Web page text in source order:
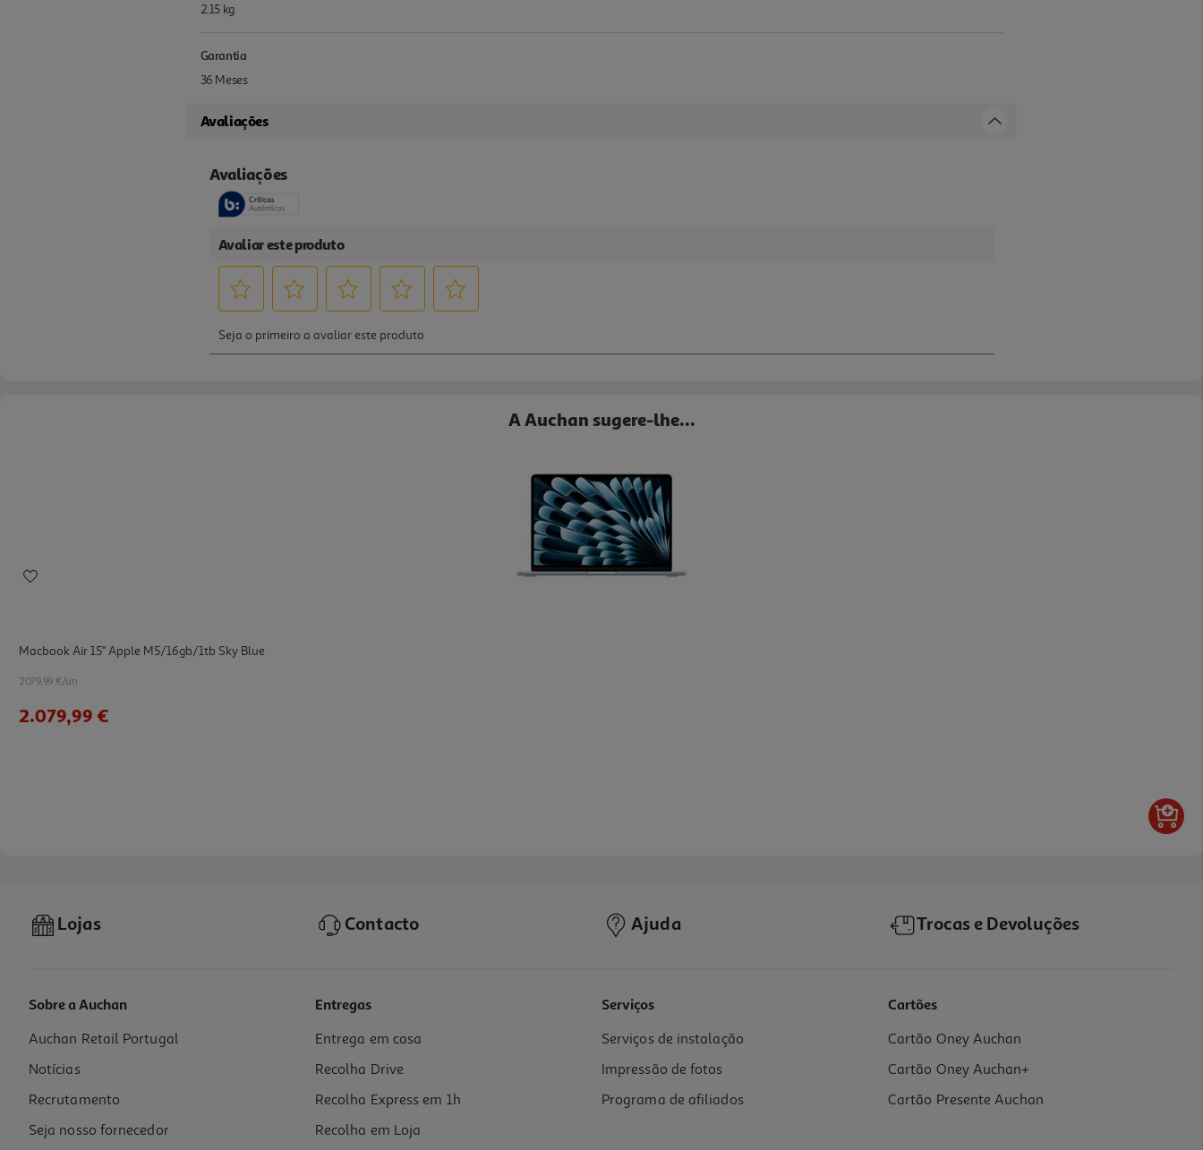
2.15 kg
Garantia
36 Meses
Avaliações
A Auchan sugere-lhe...
Macbook Air 15" Apple M5/16gb/1tb Sky Blue
2079.99 €/un
2.079,99 €
Macbook Pro 14' Apple (m5/32gb/1tb Silver)
2689.99 €/un
2.689,99 €
Lojas Contacto Ajuda Trocas e Devoluções
Sobre a Auchan
Auchan Retail Portugal
Notícias
Recrutamento
Seja nosso fornecedor
Entregas
Entrega em casa
Recolha Drive
Recolha Express em 1h
Recolha em Loja
Serviços
Serviços de instalação
Impressão de fotos
Programa de afiliados
Cartões
Cartão Oney Auchan
Cartão Oney Auchan+
Cartão Presente Auchan